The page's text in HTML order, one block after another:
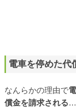
電車を停めた代
なんらかの理由で
償金を請求される…